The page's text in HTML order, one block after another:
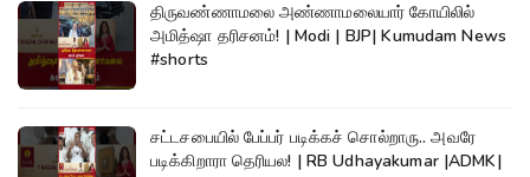
திருவண்ணாமலை அண்ணாமலையார் கோயிலில்
அமித்ஷா தரிசனம்! | Modi | BJP| Kumudam News
#shorts
சட்டசபையில் பேப்பர் படிக்கச் சொல்றாரு.. அவரே
படிக்கிறாரா தெரியல! | RB Udhayakumar |ADMK|